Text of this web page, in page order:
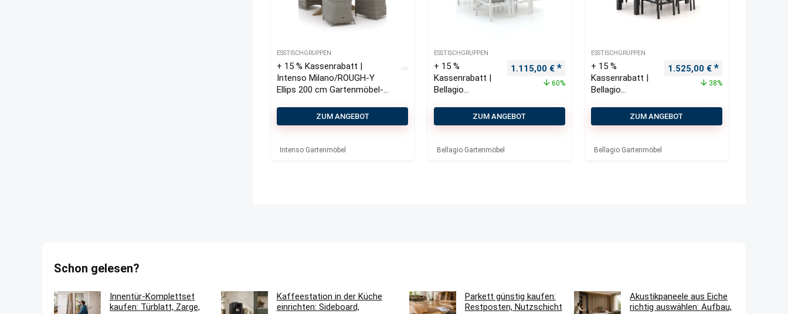
ESSTISCHGRUPPEN
+ 15 % Kassenrabatt |
Intenso Milano/ROUGH-Y
Ellips 200 cm Gartenmӧbel-
ZUM ANGEBOT
Intenso Gartenmöbel
ESSTISCHGRUPPEN
+ 15 %
Kassenrabatt |
Bellagio
rio 220 cm
Gartenmöbel-
Ursprünglicher Preis war: 2.770,00 €
1.115,00 € Aktueller Preis ist: 1.115,00 €.
60%
ZUM ANGEBOT
Bellagio Gartenmöbel
ESSTISCHGRUPPEN
+ 15 %
Kassenrabatt |
Bellagio
do 230 cm
Gartenmöbel-
Ursprünglicher Preis war:
1.525,00 € Aktueller Preis
38%
ZUM ANGEBOT
Bellagio Gartenmöbel
Schon gelesen?
Innentür-Komplettset
kaufen: Türblatt, Zarge,
Kaffeestation in der Küche
einrichten: Sideboard,
Parkett günstig kaufen:
Restposten, Nutzschicht
Akustikpaneele aus Eiche
richtig auswählen: Aufbau,